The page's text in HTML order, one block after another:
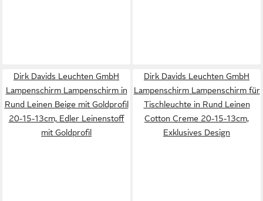
Dirk Davids Leuchten GmbH
Lampenschirm Lampenschirm in
Rund Leinen Beige mit Goldprofil
20-15-13cm, Edler Leinenstoff
mit Goldprofil
Dirk Davids Leuchten GmbH
Lampenschirm Lampenschirm für
Tischleuchte in Rund Leinen
Cotton Creme 20-15-13cm,
Exklusives Design